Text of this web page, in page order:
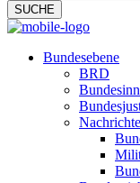
Bundesebene
BRD